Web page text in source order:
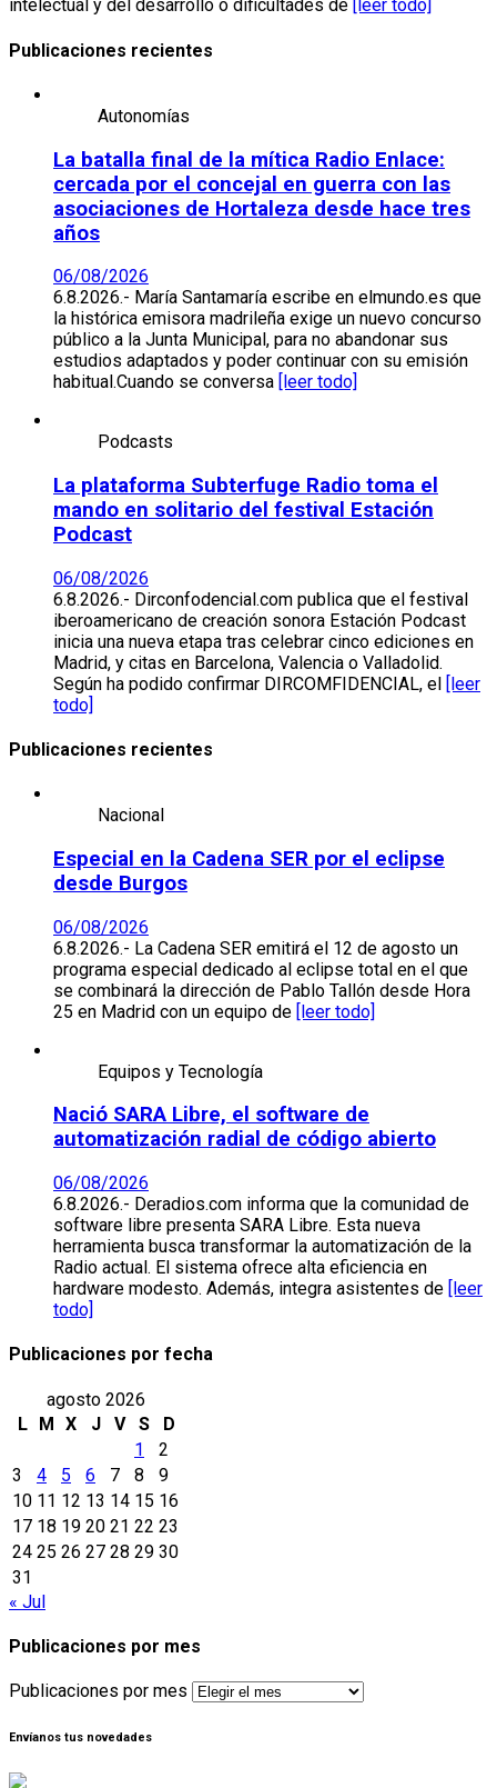
intelectual y del desarrollo o dificultades de [leer todo]
Publicaciones recientes
Autonomías
La batalla final de la mítica Radio Enlace:
cercada por el concejal en guerra con las
asociaciones de Hortaleza desde hace tres
años
06/08/2026
6.8.2026.- María Santamaría escribe en elmundo.es que
la histórica emisora madrileña exige un nuevo concurso
público a la Junta Municipal, para no abandonar sus
estudios adaptados y poder continuar con su emisión
habitual.Cuando se conversa
[leer todo]
Podcasts
La plataforma Subterfuge Radio toma el
mando en solitario del festival Estación
Podcast
06/08/2026
6.8.2026.- Dirconfodencial.com publica que el festival
iberoamericano de creación sonora Estación Podcast
inicia una nueva etapa tras celebrar cinco ediciones en
Madrid, y citas en Barcelona, Valencia o Valladolid.
Según ha podido confirmar DIRCOMFIDENCIAL, el [leer
todo]
Publicaciones recientes
Nacional
Especial en la Cadena SER por el eclipse
desde Burgos
06/08/2026
6.8.2026.- La Cadena SER emitirá el 12 de agosto un
programa especial dedicado al eclipse total en el que
se combinará la dirección de Pablo Tallón desde Hora
25 en Madrid con un equipo de [leer todo]
Equipos y Tecnología
Nació SARA Libre, el software de
automatización radial de código abierto
06/08/2026
6.8.2026.- Deradios.com informa que la comunidad de
software libre presenta SARA Libre. Esta nueva
herramienta busca transformar la automatización de la
Radio actual. El sistema ofrece alta eficiencia en
hardware modesto. Además, integra asistentes de [leer
todo]
Publicaciones por fecha
agosto 2026
L
M X J V S
D
1
2
3
4 5 6 7 8
9
10 11 12 13 14 15 16
17 18 19 20 21 22 23
24 25 26 27 28 29 30
31
« Jul
Publicaciones por mes
Publicaciones por mes
Envíanos tus novedades